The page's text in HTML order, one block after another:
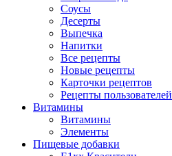
Соусы
Десерты
Выпечка
Напитки
Все рецепты
Новые рецепты
Карточки рецептов
Рецепты пользователей
Витамины
Витамины
Элементы
Пищевые добавки